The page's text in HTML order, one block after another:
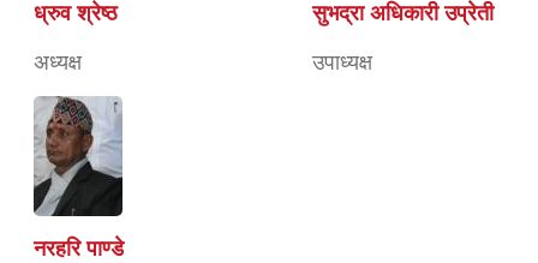
ध्रुव श्रेष्ठ
अध्यक्ष
सुभद्रा अधिकारी उप्रेती
उपाध्यक्ष
नरहरि पाण्डे